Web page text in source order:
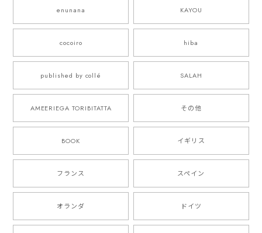
enunana KAYOU
cocoiro hiba
published by collé SALAH
AMEERIEGA TORIBITATTA その他
BOOK イギリス
フランス スペイン
オランダ ドイツ